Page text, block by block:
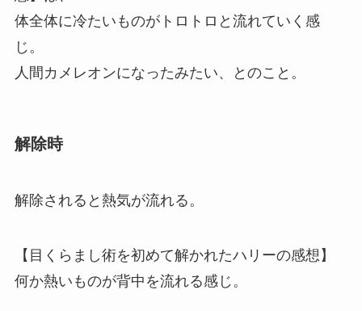
体全体に冷たいものがトロトロと流れていく感
じ。
人間カメレオンになったみたい、とのこと。
解除時
解除されると熱気が流れる。
【目くらまし術を初めて解かれたハリーの感想】
何か熱いものが背中を流れる感じ。